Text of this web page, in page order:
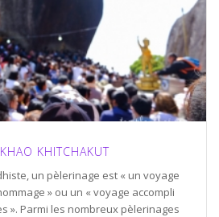
KHITCHAKUT
un pèlerinage est « un voyage
» ou un « voyage accompli
». Parmi les nombreux pèlerinages